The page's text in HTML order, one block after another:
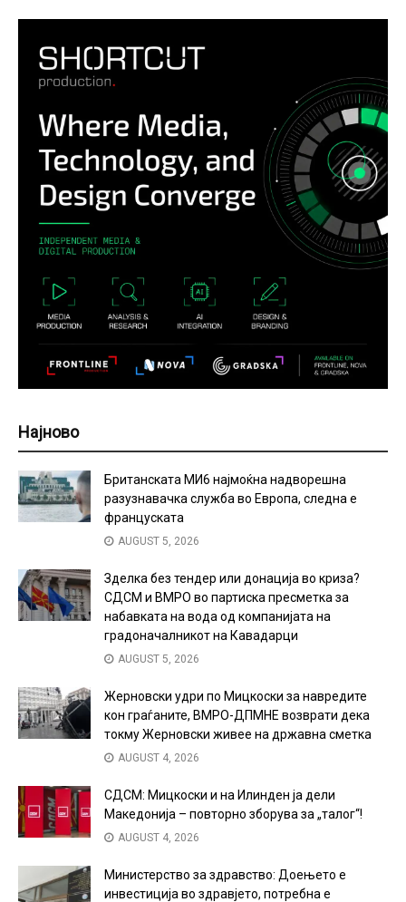
Најново
Британската МИ6 најмоќна надворешна
разузнавачка служба во Европа, следна е
француската
AUGUST 5, 2026
Зделка без тендер или донација во криза?
СДСМ и ВМРО во партиска пресметка за
набавката на вода од компанијата на
градоначалникот на Кавадарци
AUGUST 5, 2026
Жерновски удри по Мицкоски за навредите
кон граѓаните, ВМРО-ДПМНЕ возврати дека
токму Жерновски живее на државна сметка
AUGUST 4, 2026
СДСМ: Мицкоски и на Илинден ја дели
Македонија – повторно зборува за „талог“!
AUGUST 4, 2026
Министерство за здравство: Доењето е
инвестиција во здравјето, потребна е